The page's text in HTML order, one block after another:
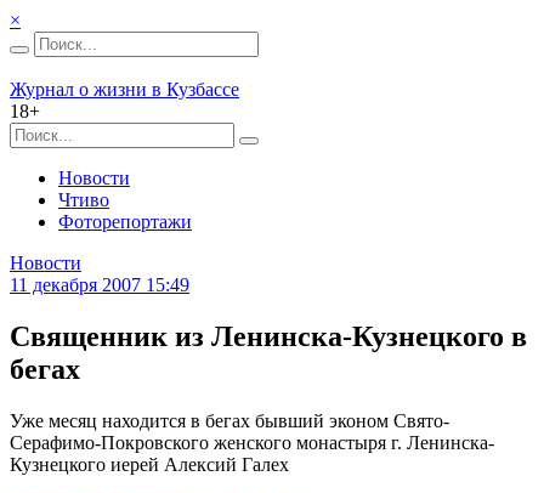
×
Журнал о жизни в Кузбассе
18+
Новости
Чтиво
Фоторепортажи
Новости
11 декабря 2007 15:49
Священник из Ленинска-Кузнецкого в
бегах
Уже месяц находится в бегах бывший эконом Свято-
Серафимо-Покровского женского монастыря г. Ленинска-
Кузнецкого иерей Алексий Галех